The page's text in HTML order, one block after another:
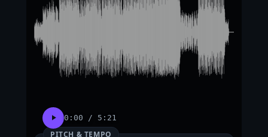
0:00 / 5:21
PITCH & TEMPO